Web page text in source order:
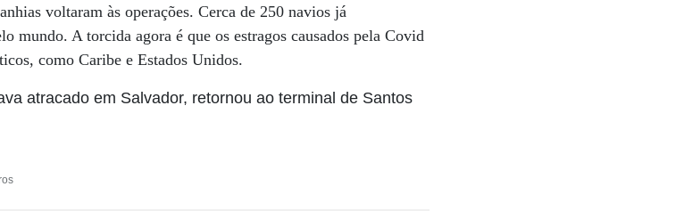
voltaram às operações. Cerca de 250 navios já
mundo. A torcida agora é que os estragos causados pela Covid
como Caribe e Estados Unidos.